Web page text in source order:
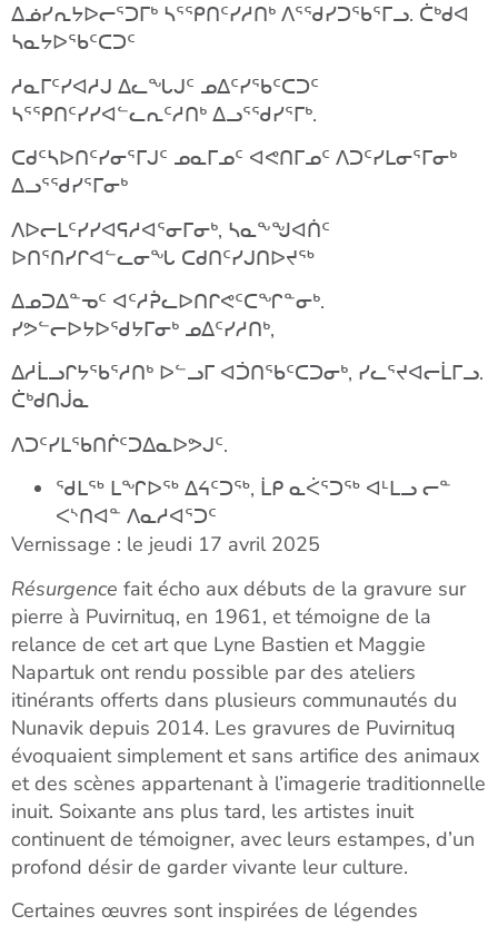
ᐃᓅᓯᕆᔭᐅᓕᕐᑐᒥᒃ ᓴᕐᕿᑎᑦᓯᓱᑎᒃ ᐱᕐᖁᓯᑐᖃᕐᒥᓗ. ᑖᒃᑯᐊ
ᓴᓇᔭᐅᖃᑦᑕᑐᑦ
ᓱᓇᒥᑦᓯᐊᓱᒍ ᐃᓚᖓᒍᑦ ᓄᐃᑦᓯᖃᑦᑕᑐᑦ
ᓴᕐᕿᑎᑦᓯᓯᐊᓪᓚᕆᑦᓱᑎᒃ ᐃᓗᕐᖁᓯᕐᒥᒃ.
ᑕᑯᑦᓴᐅᑎᑦᓯᓂᕐᒥᒍᑦ ᓄᓇᒥᓄᑦ ᐊᕙᑎᒥᓄᑦ ᐱᑐᑦᓯᒪᓂᕐᒥᓂᒃ
ᐃᓗᕐᖁᓯᕐᒥᓂᒃ
ᐱᐅᓕᒪᑦᓯᓯᐊᕋᓱᐊᕐᓂᒥᓂᒃ, ᓴᓇᖕᖑᐊᑏᑦ
ᐅᑎᕐᑎᓯᒋᐊᓪᓚᓂᖓ ᑕᑯᑎᑦᓯᒍᑎᐅᔪᖅ
ᐃᓄᑐᐃᓐᓀᑦ ᐊᑦᓱᕉᓚᐅᑎᒋᕙᑦᑕᖏᓐᓂᒃ.
ᓯᕗᓪᓕᐅᔭᐅᖁᔭᒥᓂᒃ ᓄᐃᑦᓯᓱᑎᒃ,
ᐃᓱᒫᓗᒋᔭᖃᕐᓱᑎᒃ ᐅᓪᓗᒥ ᐊᑑᑎᖃᑦᑕᑐᓂᒃ, ᓯᓚᕐᔪᐊᓕᒫᒥᓗ.
ᑖᒃᑯᑎᒎᓇ
ᐱᑐᑦᓯᒪᖃᑎᒌᑦᑐᐃᓇᐅᕗᒍᑦ.
ᖁᒪᖅ ᒪᖏᐅᖅ ᐃᔦᑦᑐᖅ, ᒫᑭ ᓇᐹᕐᑐᖅ ᐊᒻᒪᓗ ᓕᓐ
ᐸᔅᑎᐊᓐ ᐱᓇᓱᐊᕐᑐᑦ
Vernissage : le jeudi 17 avril 2025
Résurgence fait écho aux débuts de la gravure sur
pierre à Puvirnituq, en 1961, et témoigne de la
relance de cet art que Lyne Bastien et Maggie
Napartuk ont rendu possible par des ateliers
itinérants offerts dans plusieurs communautés du
Nunavik depuis 2014. Les gravures de Puvirnituq
évoquaient simplement et sans artifice des animaux
et des scènes appartenant à l’imagerie traditionnelle
inuit. Soixante ans plus tard, les artistes inuit
continuent de témoigner, avec leurs estampes, d’un
profond désir de garder vivante leur culture.
Certaines œuvres sont inspirées de légendes